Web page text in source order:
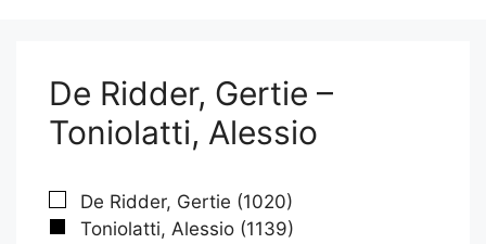
De Ridder, Gertie –
Toniolatti, Alessio
De Ridder, Gertie (1020)
Toniolatti, Alessio (1139)